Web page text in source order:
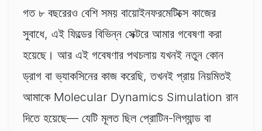
গত ৮ বছরেরও বেশি সময় বায়োইনফরমেটিক্সে কাজের
সুবাধে, এই ফিল্ডের বিভিন্ন সেক্টরে আমার গবেষণা করা
হয়েছে। আর এই গবেষণার পথচলায় যখনই নতুন কোন
ড্রাগ বা ভ্যাকসিনের কাজ করেছি, তখনই প্রায় নিয়মিতই
আমাকে Molecular Dynamics Simulation রান
দিতে হয়েছে— যেটি মূলত ছিল প্রোটিন-লিগ্যান্ড বা